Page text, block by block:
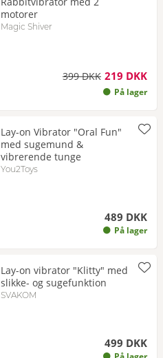
motorer
Magic Shiver
399 DKK 219 DKK
På lager
Lay-on Vibrator "Oral Fun"
med sugemund &
vibrerende tunge
You2Toys
489 DKK
På lager
Lay-on vibrator "Klitty" med
slikke- og sugefunktion
SVAKOM
499 DKK